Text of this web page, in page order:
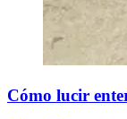
Cómo lucir